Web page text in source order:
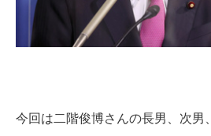
今回は二階俊博さんの長男、次男